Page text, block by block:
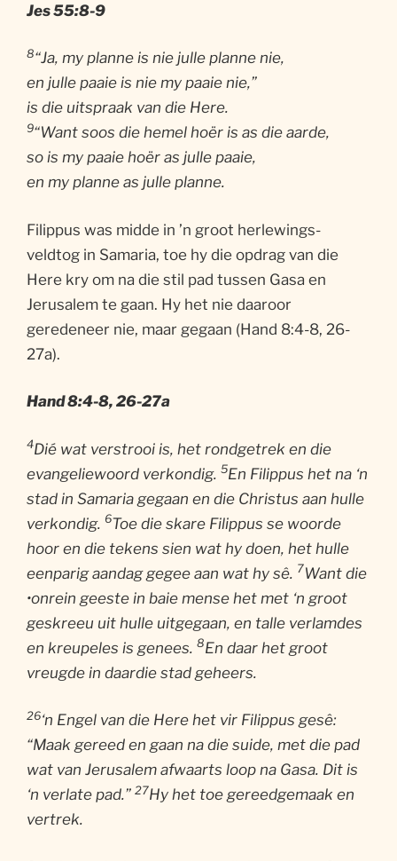
Jes 55:8-9
8“Ja, my planne is nie julle planne nie,
en julle paaie is nie my paaie nie,”
is die uitspraak van die Here.
9“Want soos die hemel hoër is as die aarde,
so is my paaie hoër as julle paaie,
en my planne as julle planne.
Filippus was midde in ’n groot herlewings-
veldtog in Samaria, toe hy die opdrag van die
Here kry om na die stil pad tussen Gasa en
Jerusalem te gaan. Hy het nie daaroor
geredeneer nie, maar gegaan (Hand 8:4-8, 26-
27a).
Hand 8:4-8, 26-27a
4Dié wat verstrooi is, het rondgetrek en die
evangeliewoord verkondig. 5En Filippus het na ‘n
stad in Samaria gegaan en die Christus aan hulle
verkondig. 6Toe die skare Filippus se woorde
hoor en die tekens sien wat hy doen, het hulle
eenparig aandag gegee aan wat hy sê. 7Want die
•onrein geeste in baie mense het met ‘n groot
geskreeu uit hulle uitgegaan, en talle verlamdes
en kreupeles is genees. 8En daar het groot
vreugde in daardie stad geheers.
26‘n Engel van die Here het vir Filippus gesê:
“Maak gereed en gaan na die suide, met die pad
wat van Jerusalem afwaarts loop na Gasa. Dit is
‘n verlate pad.” 27Hy het toe gereedgemaak en
vertrek.